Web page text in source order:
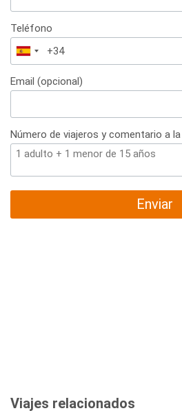
Teléfono
España
+34
Email (opcional)
Número de viajeros y comentario a
Enviar
Viajes relacionados